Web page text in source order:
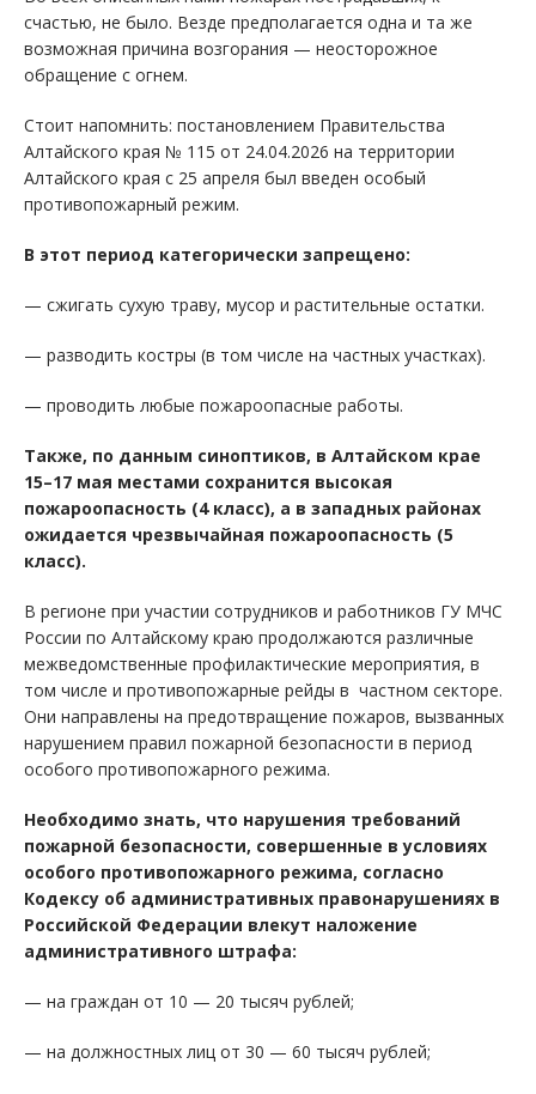
счастью, не было. Везде предполагается одна и та же
возможная причина возгорания — неосторожное
обращение с огнем.
Стоит напомнить: постановлением Правительства
Алтайского края № 115 от 24.04.2026 на территории
Алтайского края с 25 апреля был введен особый
противопожарный режим.
В этот период категорически запрещено:
— сжигать сухую траву, мусор и растительные остатки.
— разводить костры (в том числе на частных участках).
— проводить любые пожароопасные работы.
Также, по данным синоптиков, в Алтайском крае
15–17 мая местами сохранится высокая
пожароопасность (4 класс), а в западных районах
ожидается чрезвычайная пожароопасность (5
класс).
В регионе при участии сотрудников и работников ГУ МЧС
России по Алтайскому краю продолжаются различные
межведомственные профилактические мероприятия, в
том числе и противопожарные рейды в частном секторе.
Они направлены на предотвращение пожаров, вызванных
нарушением правил пожарной безопасности в период
особого противопожарного режима.
Необходимо знать, что нарушения требований
пожарной безопасности, совершенные в условиях
особого противопожарного режима, согласно
Кодексу об административных правонарушениях в
Российской Федерации влекут наложение
административного штрафа:
— на граждан от 10 — 20 тысяч рублей;
— на должностных лиц от 30 — 60 тысяч рублей;